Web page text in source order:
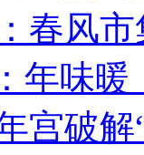
春风
年味暖
宫破解